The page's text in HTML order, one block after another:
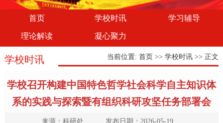
首页 学校时讯 学习辅导
理论解读 凝心聚力
学校时讯 当前位置:首页 >>学校时讯 >> 正文
学校召开构建中国特色哲学社会科学自主知识体
系的实践与探索暨有组织科研攻坚任务部署会
来源：科研处 发布日期：2026-05-19